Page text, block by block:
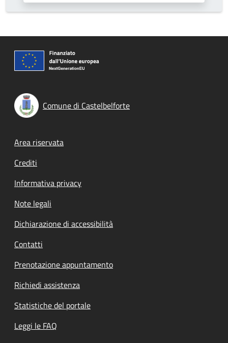
Comune di Castelbelforte
Footer menu
Area riservata
Crediti
Informativa privacy
Note legali
Dichiarazione di accessibilità
Contatti
Prenotazione appuntamento
Richiedi assistenza
Statistiche del portale
Leggi le FAQ